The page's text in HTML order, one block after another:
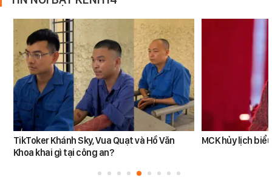
TikToker Khánh Sky, Vua Quạt và Hồ Văn
Khoa khai gì tại công an?
MCK hủy lịch